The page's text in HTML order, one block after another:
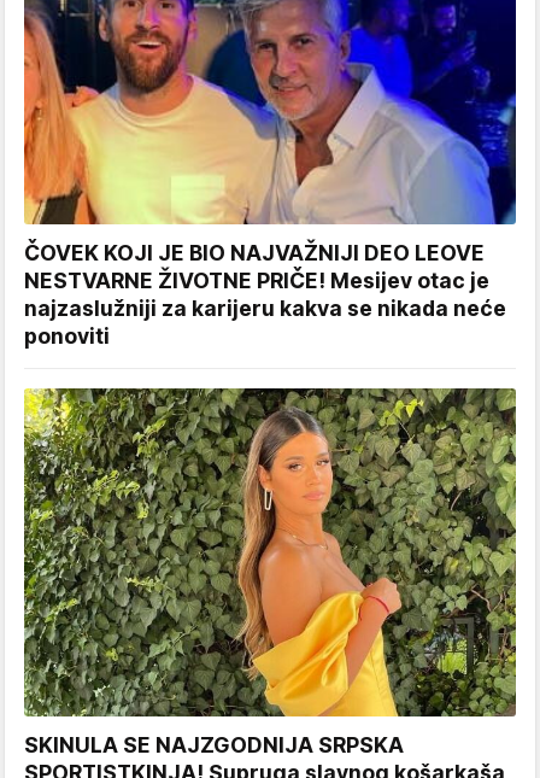
ČOVEK KOJI JE BIO NAJVAŽNIJI DEO LEOVE
NESTVARNE ŽIVOTNE PRIČE! Mesijev otac je
najzaslužniji za karijeru kakva se nikada neće
ponoviti
SKINULA SE NAJZGODNIJA SRPSKA
SPORTISTKINJA! Supruga slavnog košarkaša